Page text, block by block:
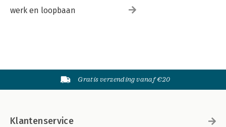
werk en loopbaan
Gratis verzending vanaf €20
Klantenservice